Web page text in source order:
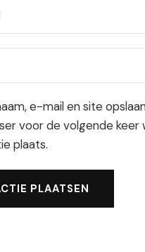
e-mail en site
voor de volgende keer
plaats.